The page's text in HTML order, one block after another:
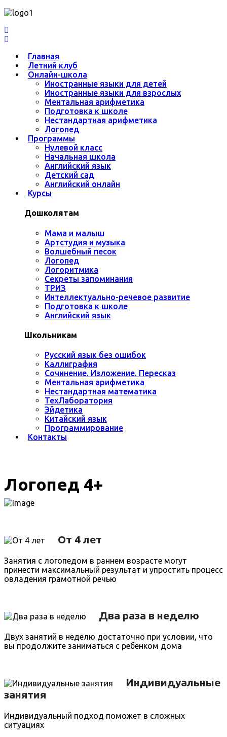
Главная
Летний клуб
Онлайн-школа
Иностранные языки для детей
Иностранные языки для взрослых
Ментальная арифметика
Подготовка к школе
Нестандартная арифметика
Логопед
Программы
Нулевой класс
Начальная школа
Английский язык
Детский сад
Английский онлайн
Курсы
Дошколятам
Мама и малыш
Артстудия и музыка
Волшебный песок
Логопед
Логоритмика
Секреты запоминания
ТРИЗ
Интеллектуально-речевое развитие
Подготовка к школе
Английский язык
Школьникам
Русский язык без ошибок
Каллиграфия
Сочинение. Изложение. Пересказ
Ментальная арифметика
Нестандартная математика
ТехЛаборатория
Эйдетика
Китайский язык
Программирование
Контакты
Логопед 4+
От 4 лет
Занятия с логопедом в раннем возрасте могут
принести максимальный результат и упростить процесс
овладения грамотной речью
Два раза в неделю
Двух занятий в неделю достаточно при условии, что
вы продолжите заниматься с ребенком дома
Индивидуальные
занятия
Индивидуальный подход поможет в сложных
ситуациях